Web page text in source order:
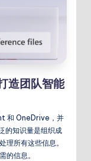
造团队智能
和 OneDrive，并
的知识量是组织成
理所有这些信息。
的信息。